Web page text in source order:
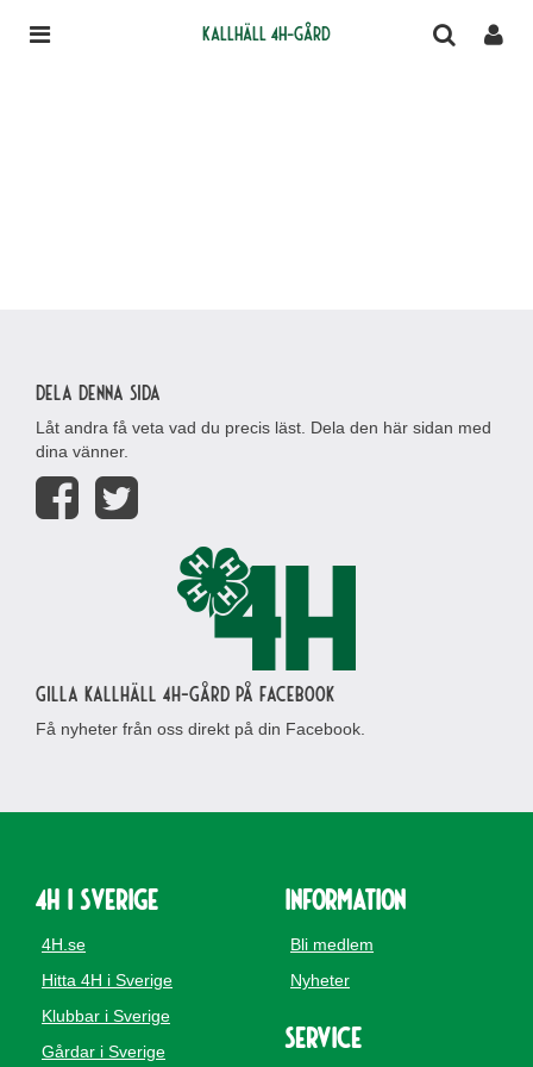
Kallhäll 4H-gård
Dela denna sida
Låt andra få veta vad du precis läst. Dela den här sidan med
dina vänner.
Gilla Kallhäll 4H-gård på Facebook
Få nyheter från oss direkt på din Facebook.
4H i Sverige
4H.se
Hitta 4H i Sverige
Klubbar i Sverige
Gårdar i Sverige
Information
Bli medlem
Nyheter
Service